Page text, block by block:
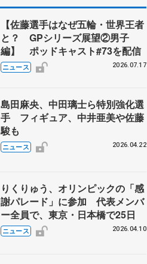
【佐藤選手はなぜ五輪・世界王者
と？ GPシリーズ展望②男子
編】 ポッドキャスト#73を配信
ニュース 2026.07.17
島田麻央、中田璃士ら特別強化選
手 フィギュア、中井亜美や佐藤
駿も
ニュース 2026.04.22
りくりゅう、オリンピックの「感
謝パレード」に参加 代表メンバ
ー全員で、東京・日本橋で25日
ニュース 2026.04.10